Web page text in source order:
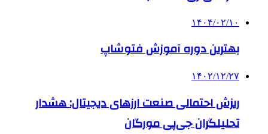
۱۴۰۴/۰۲/۱۰
بهترین دوره آموزش فتوشاپ
۱۴۰۲/۱۲/۲۷
ریزش احتمالی صنعت ارزهای دیجیتال: هشدار
تحلیلگران جی‌پی مورگان